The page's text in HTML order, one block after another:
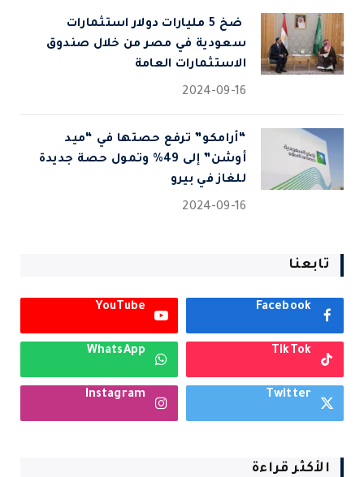
⁠ ضخ 5 مليارات دولار استثمارات
سعودية في مصر من خلال صندوق
الاستثمارات العامة
2024-09-16
“أرامكو” ترفع حصتها في “ميد
أوشن” إلى 49% وتمول حصة جديدة
للغاز في بيرو
2024-09-16
تابعنا
Facebook
YouTube
TikTok
WhatsApp
Twitter
Instagram
الأكثر قراءة